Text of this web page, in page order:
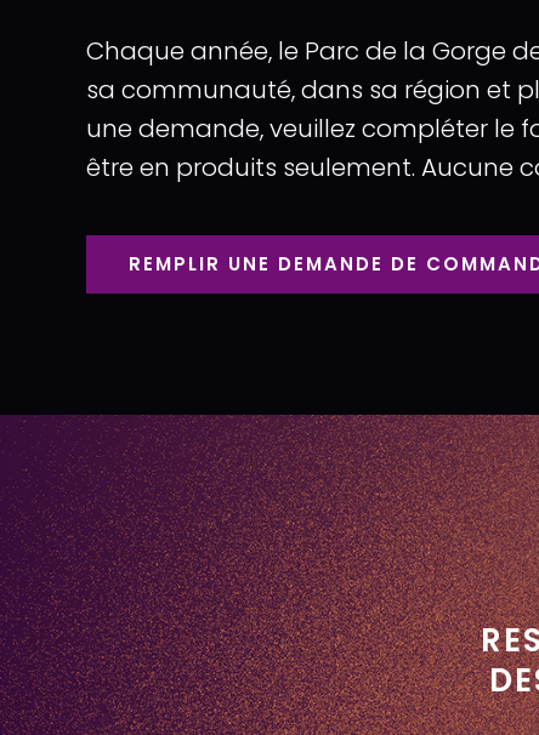
Chaque année, le Parc de la Gorge
sa communauté, dans sa région et
une demande, veuillez compléter
être en produits seulement. Aucune
REMPLIR UNE DEMANDE DE